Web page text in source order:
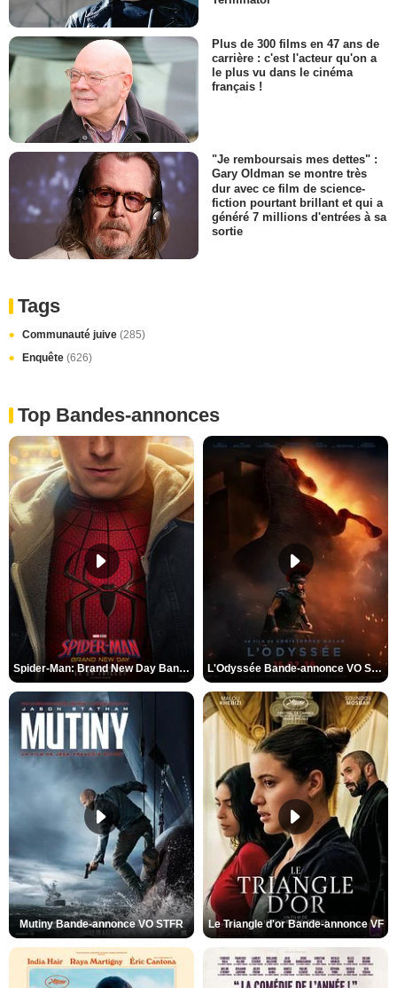
Plus de 300 films en 47 ans de
carrière : c'est l'acteur qu'on a
le plus vu dans le cinéma
français !
"Je remboursais mes dettes" :
Gary Oldman se montre très
dur avec ce film de science-
fiction pourtant brillant et qui a
généré 7 millions d'entrées à sa
sortie
Tags
Communauté juive (285)
Enquête (626)
Top Bandes-annonces
Spider-Man: Brand New Day Bande-annonce VO STFR L'Odyssée Bande-annonce VO STFR
Mutiny Bande-annonce VO STFR Le Triangle d'or Bande-annonce VF